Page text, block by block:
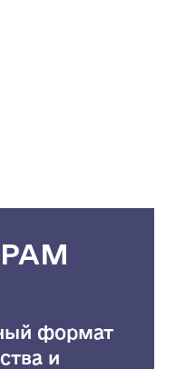
формат
и